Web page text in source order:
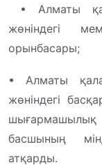
• Алматы
жөніндегі
орынбасары;
• Алматы
жөніндегі
шығармашылық
басшының
атқарды.